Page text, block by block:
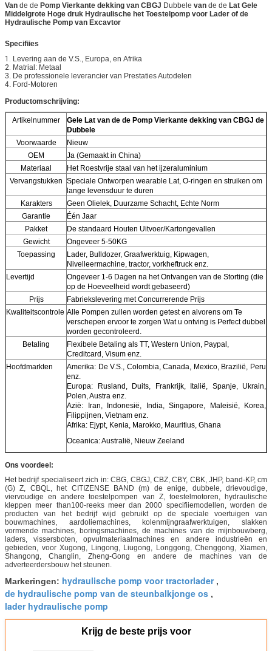
Van de de Pomp Vierkante dekking van CBGJ Dubbele van de de Lat Gele
Middelgrote Hoge druk Hydraulische het Toestelpomp voor Lader of de
Hydraulische Pomp van Excavtor
Specifiies
1. Levering aan de V.S., Europa, en Afrika
2. Matrial: Metaal
3. De professionele leverancier van Prestaties Autodelen
4. Ford-Motoren
Productomschrijving:
Artikelnummer
Gele Lat van de de Pomp Vierkante dekking van CBGJ de
Dubbele
Voorwaarde
Nieuw
OEM
Ja (Gemaakt in China)
Materiaal
Het Roestvrije staal van het ijzeraluminium
Vervangstukken Speciale Ontworpen wearable Lat, O-ringen en struiken om
lange levensduur te duren
Karakters
Geen Olielek, Duurzame Schacht, Echte Norm
Garantie
Één Jaar
Pakket
De standaard Houten Uitvoer/Kartongevallen
Gewicht
Ongeveer 5-50KG
Toepassing
Lader, Bulldozer, Graafwerktuig, Kipwagen,
Nivelleermachine, tractor, vorkheftruck enz.
Levertijd
Ongeveer 1-6 Dagen na het Ontvangen van de Storting (die
op de Hoeveelheid wordt gebaseerd)
Prijs
Fabriekslevering met Concurrerende Prijs
Kwaliteitscontrole Alle Pompen zullen worden getest en alvorens om Te
verschepen ervoor te zorgen Wat u ontving is Perfect dubbel
worden gecontroleerd.
Betaling
Flexibele Betaling als TT, Western Union, Paypal,
Creditcard, Visum enz.
Hoofdmarkten
Amerika: De V.S., Colombia, Canada, Mexico, Brazilië, Peru
enz.
Europa: Rusland, Duits, Frankrijk, Italië, Spanje, Ukrain,
Polen, Austra enz.
Azië: Iran, Indonesië, India, Singapore, Maleisië, Korea,
Filippijnen, Vietnam enz.
Afrika: Ejypt, Kenia, Marokko, Mauritius, Ghana
Oceanica: Australië, Nieuw Zeeland
Ons voordeel:
Het bedrijf specialiseert zich in: CBG, CBGJ, CBZ, CBY, CBK, JHP, band-KP, cm
(G) Z, CBQL, het CITIZENSE BAND (m) de enige, dubbele, drievoudige,
viervoudige en andere toestelpompen van Z, toestelmotoren, hydraulische
kleppen meer than100-reeks meer dan 2000 specifiiemodellen, worden de
producten van het bedrijf wijd gebruikt op de speciale voertuigen van
bouwmachines, aardoliemachines, kolenmijngraafwerktuigen, slakken
vormende machines, boringsmachines, de machines van de mijnbouwberg,
laders, vissersboten, opvulmateriaalmachines en andere industrieën en
gebieden, voor Xugong, Lingong, Liugong, Longgong, Chenggong, Xiamen,
Shangong, Changlin, Zheng-Gong en andere de machines van de
adverteerdersbouw het steunen.
Markeringen: hydraulische pomp voor tractorlader,
de hydraulische pomp van de steunbalkjonge os ,
lader hydraulische pomp
Krijg de beste prijs voor